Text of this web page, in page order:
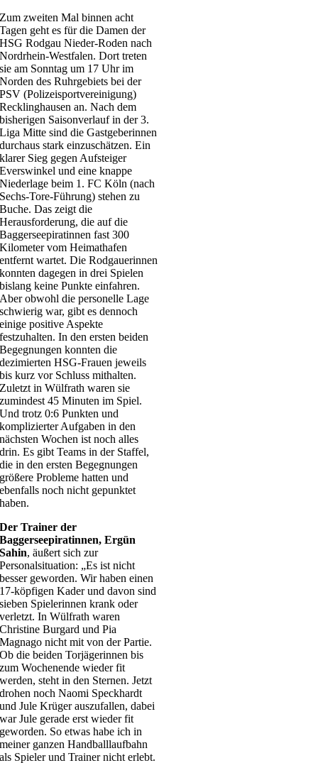
Zum zweiten Mal binnen acht
Tagen geht es für die Damen der
HSG Rodgau Nieder-Roden nach
Nordrhein-Westfalen. Dort treten
sie am Sonntag um 17 Uhr im
Norden des Ruhrgebiets bei der
PSV (Polizeisportvereinigung)
Recklinghausen an. Nach dem
bisherigen Saisonverlauf in der 3.
Liga Mitte sind die Gastgeberinnen
durchaus stark einzuschätzen. Ein
klarer Sieg gegen Aufsteiger
Everswinkel und eine knappe
Niederlage beim 1. FC Köln (nach
Sechs-Tore-Führung) stehen zu
Buche. Das zeigt die
Herausforderung, die auf die
Baggerseepiratinnen fast 300
Kilometer vom Heimathafen
entfernt wartet. Die Rodgauerinnen
konnten dagegen in drei Spielen
bislang keine Punkte einfahren.
Aber obwohl die personelle Lage
schwierig war, gibt es dennoch
einige positive Aspekte
festzuhalten. In den ersten beiden
Begegnungen konnten die
dezimierten HSG-Frauen jeweils
bis kurz vor Schluss mithalten.
Zuletzt in Wülfrath waren sie
zumindest 45 Minuten im Spiel.
Und trotz 0:6 Punkten und
komplizierter Aufgaben in den
nächsten Wochen ist noch alles
drin. Es gibt Teams in der Staffel,
die in den ersten Begegnungen
größere Probleme hatten und
ebenfalls noch nicht gepunktet
haben.
Der Trainer der
Baggerseepiratinnen, Ergün
Sahin, äußert sich zur
Personalsituation: „Es ist nicht
besser geworden. Wir haben einen
17-köpfigen Kader und davon sind
sieben Spielerinnen krank oder
verletzt. In Wülfrath waren
Christine Burgard und Pia
Magnago nicht mit von der Partie.
Ob die beiden Torjägerinnen bis
zum Wochenende wieder fit
werden, steht in den Sternen. Jetzt
drohen noch Naomi Speckhardt
und Jule Krüger auszufallen, dabei
war Jule gerade erst wieder fit
geworden. So etwas habe ich in
meiner ganzen Handballlaufbahn
als Spieler und Trainer nicht erlebt.